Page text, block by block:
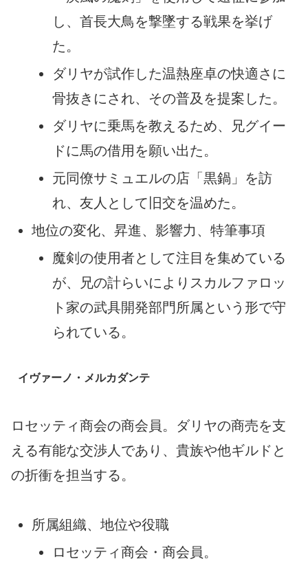
し、首長大鳥を撃墜する戦果を挙げ
た。
ダリヤが試作した温熱座卓の快適さに
骨抜きにされ、その普及を提案した。
ダリヤに乗馬を教えるため、兄グイー
ドに馬の借用を願い出た。
元同僚サミュエルの店「黒鍋」を訪
れ、友人として旧交を温めた。
地位の変化、昇進、影響力、特筆事項
魔剣の使用者として注目を集めている
が、兄の計らいによりスカルファロッ
ト家の武具開発部門所属という形で守
られている。
イヴァーノ・メルカダンテ
ロセッティ商会の商会員。ダリヤの商売を支
える有能な交渉人であり、貴族や他ギルドと
の折衝を担当する。
所属組織、地位や役職
ロセッティ商会・商会員。